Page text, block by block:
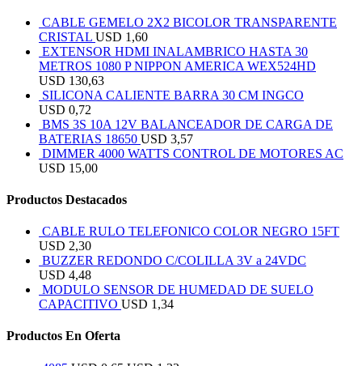
CABLE GEMELO 2X2 BICOLOR TRANSPARENTE
CRISTAL USD 1,60
EXTENSOR HDMI INALAMBRICO HASTA 30
METROS 1080 P NIPPON AMERICA WEX524HD
USD 130,63
SILICONA CALIENTE BARRA 30 CM INGCO
USD 0,72
BMS 3S 10A 12V BALANCEADOR DE CARGA DE
BATERIAS 18650 USD 3,57
DIMMER 4000 WATTS CONTROL DE MOTORES AC
USD 15,00
Productos Destacados
CABLE RULO TELEFONICO COLOR NEGRO 15FT
USD 2,30
BUZZER REDONDO C/COLILLA 3V a 24VDC
USD 4,48
MODULO SENSOR DE HUMEDAD DE SUELO
CAPACITIVO USD 1,34
Productos En Oferta